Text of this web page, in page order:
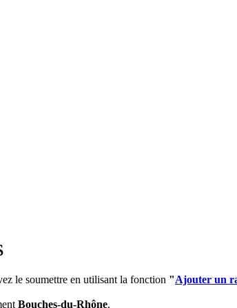
le soumettre en utilisant la fonction "Ajouter un
Bouches-du-Rhône.